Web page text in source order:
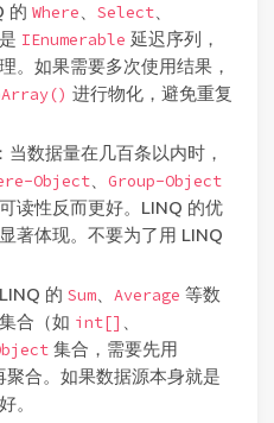
的 Where Select、
IEnumerable 延迟序列，
。如果需要多次使用结果，
进行物化，避免重复
当数据量在几百条以内时，
Object、 Group-Object
读性反而更好。LINQ 的优
著体现。不要为了用 LINQ
的 Sum、 Average 等数
合（如 int[]
集合，需要先用
合。如果数据源本身就是
。